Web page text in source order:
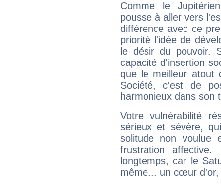
Comme le
pousse à aller vers
différence avec ce
priorité l'idée de
le désir du pouvoir.
capacité d'insertion
que le meilleur atout
Société, c'est de
harmonieux dans son
Votre vulnérabilité
sérieux et sévère,
solitude non voulue
frustration
longtemps, car le
même... un cœur d'or,